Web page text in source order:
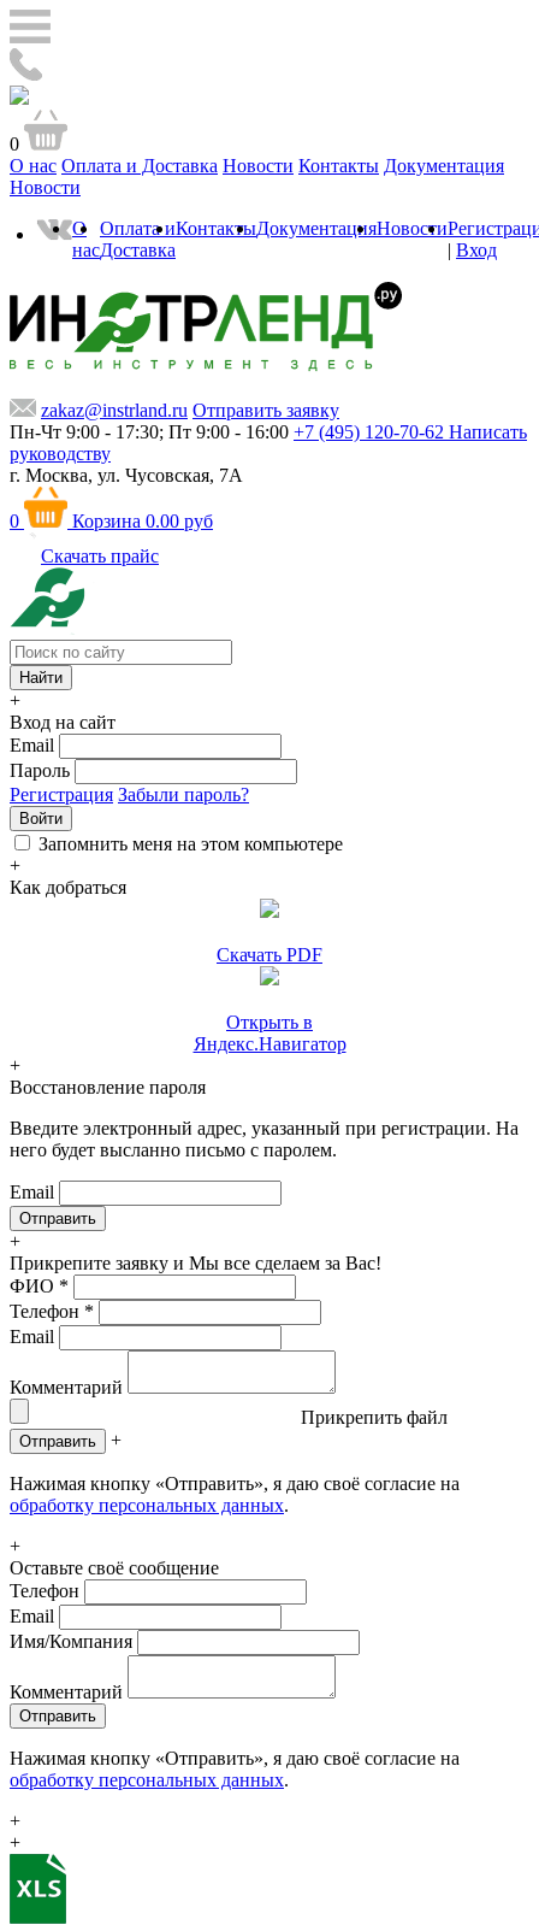
0
О нас Оплата и Доставка Новости Контакты Документация
Новости
О
нас
Оплата и
Доставка
КонтактыДокументацияНовости
| Вход
zakaz@instrland.ru Отправить заявку
Пн-Чт 9:00 - 17:30; Пт 9:00 - 16:00 +7 (495) 120-70-62 Написать
руководству
г. Москва, ул. Чусовская, 7А
0 Корзина 0.00 руб
Скачать прайс
+
Вход на сайт
Email
Пароль
Регистрация Забыли пароль?
Войти
Запомнить меня на этом компьютере
+
Как добраться
Скачать PDF
Открыть в
Яндекс.Навигатор
+
Восстановление пароля
Введите электронный адрес, указанный при регистрации. На
него будет высланно письмо с паролем.
Email
+
Прикрепите заявку и Мы все сделаем за Вас!
ФИО *
Телефон *
Email
Комментарий
Прикрепить файл
Отправить +
Нажимая кнопку «Отправить», я даю своё согласие на
обработку персональных данных.
+
Оставьте своё сообщение
Телефон
Email
Имя/Компания
Комментарий
Отправить
Нажимая кнопку «Отправить», я даю своё согласие на
обработку персональных данных.
+
+